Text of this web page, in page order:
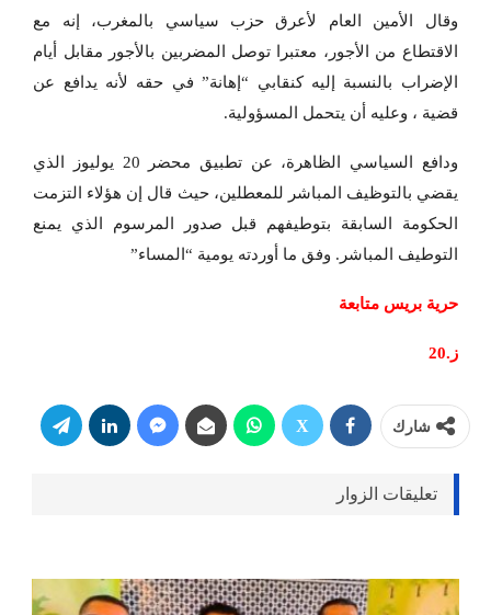
وقال الأمين العام لأعرق حزب سياسي بالمغرب، إنه مع
الاقتطاع من الأجور، معتبرا توصل المضربين بالأجور مقابل أيام
الإضراب بالنسبة إليه كنقابي “إهانة” في حقه لأنه يدافع عن
قضية ، وعليه أن يتحمل المسؤولية.
ودافع السياسي الظاهرة، عن تطبيق محضر 20 يوليوز الذي
يقضي بالتوظيف المباشر للمعطلين، حيث قال إن هؤلاء التزمت
الحكومة السابقة بتوطيفهم قبل صدور المرسوم الذي يمنع
التوطيف المباشر. وفق ما أوردته يومية “المساء”
حرية بريس متابعة
ز.20
شارك
تعليقات الزوار